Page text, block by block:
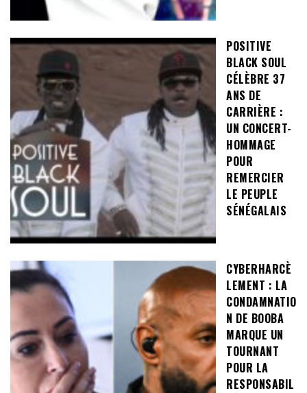
POSITIVE
BLACK SOUL
CÉLÈBRE 37
ANS DE
CARRIÈRE :
UN CONCERT-
HOMMAGE
POUR
REMERCIER
LE PEUPLE
SÉNÉGALAIS
CYBERHARCÈ
LEMENT : LA
CONDAMNATIO
N DE BOOBA
MARQUE UN
TOURNANT
POUR LA
RESPONSABIL